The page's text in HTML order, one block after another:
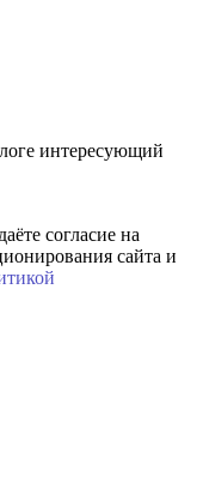
интересующий
согласие на
сайта и